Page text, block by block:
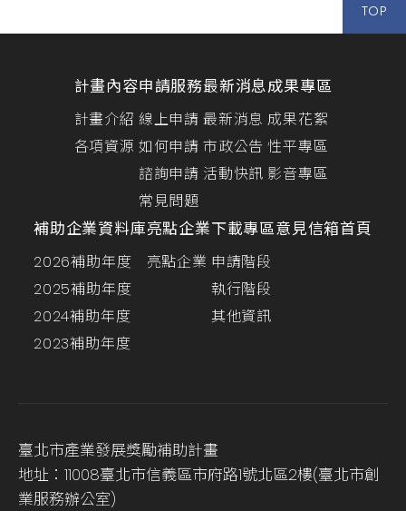
TOP
計畫內容
計畫介紹
各項資源
申請服務
線上申請
如何申請
諮詢申請
常見問題
最新消息
最新消息
市政公告
活動快訊
成果專區
成果花絮
性平專區
影音專區
補助企業資料庫
2026補助年度
2025補助年度
2024補助年度
2023補助年度
亮點企業
亮點企業
下載專區
申請階段
執行階段
其他資訊
意見信箱首頁
臺北市產業發展獎勵補助計畫
地址：11008臺北市信義區市府路1號北區2樓(臺北市創
業服務辦公室)